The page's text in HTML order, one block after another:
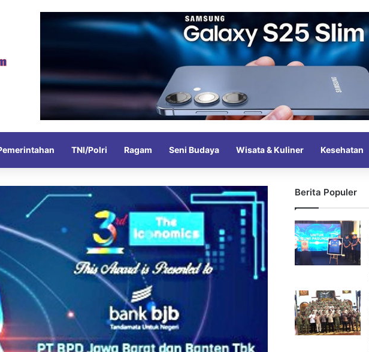
TNI/Polri Ragam Seni Budaya Wisata & Kuliner Kesehatan
Berita Populer